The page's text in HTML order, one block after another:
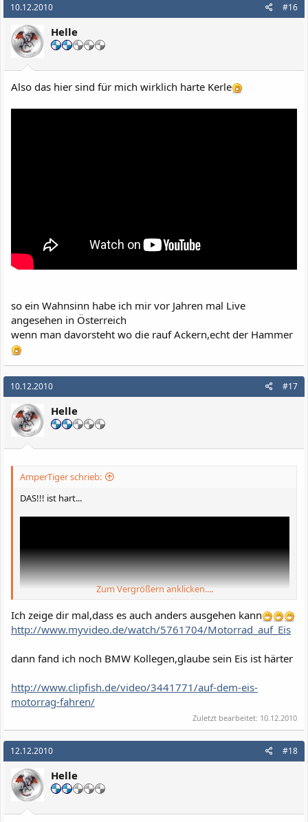
10.12.2010 #16
Helle
Also das hier sind für mich wirklich harte Kerle
so ein Wahnsinn habe ich mir vor Jahren mal Live
angesehen in Österreich
wenn man davorsteht wo die rauf Ackern,echt der Hammer
10.12.2010 #17
Helle
AmperTiger schrieb:
DAS!!! ist hart...
Zum Vergrößern anklicken....
Ich zeige dir mal,dass es auch anders ausgehen kann
http://www.myvideo.de/watch/5761704/Motorrad_auf_Eis
dann fand ich noch BMW Kollegen,glaube sein Eis ist härter
http://www.clipfish.de/video/3441771/auf-dem-eis-
motorrag-fahren/
Zuletzt bearbeitet: 10.12.2010
12.12.2010 #18
Helle